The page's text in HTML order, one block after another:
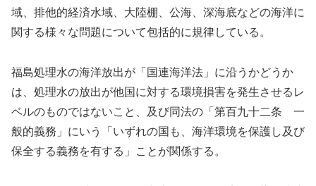
域、排他的経済水域、大陸棚、公海、深海底などの海洋に
関する様々な問題について包括的に規律している。
福島処理水の海洋放出が「国連海洋法」に沿うかどうか
は、処理水の放出が他国に対する環境損害を発生させるレ
ベルのものではないこと、及び同法の「第百九十二条 一
般的義務」にいう「いずれの国も、海洋環境を保護し及び
保全する義務を有する」ことが関係する。